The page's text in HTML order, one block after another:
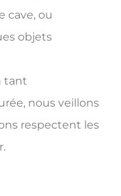
cave, ou
objets
tant
nous veillons
respectent les